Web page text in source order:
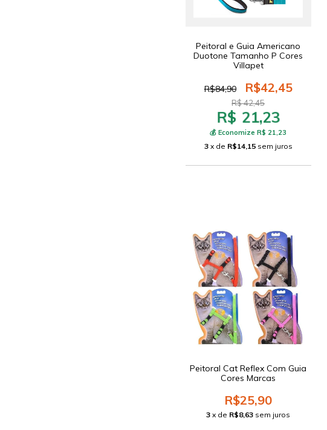
Peitoral e Guia Americano
Duotone Tamanho P Cores
Villapet
R$84,90 R$42,45
R$ 42,45
R$ 21,23
💰 Economize R$ 21,23
3 x de R$14,15 sem juros
Peitoral Cat Reflex Com Guia
Cores Marcas
R$25,90
3 x de R$8,63 sem juros